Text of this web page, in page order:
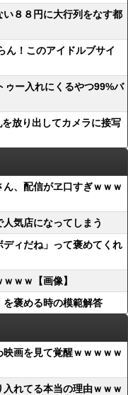
い８８円に大行列をなす都
ん！このアイドルブサイ
ゥー入れにくるやつ99%バ
放り出してカメラに接写
ん、配信がヱ口すぎｗｗｗ
人気店になってしまう
ィだね」って褒めてくれ
ｗｗ【画像】
を褒める時の模範解答
映画を見て覚醒ｗｗｗｗｗ
入れてる本当の理由ｗｗｗ